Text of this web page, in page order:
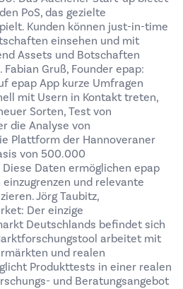
PoS, das gezielte
Kunden können just-in-time
einsehen und mit
Assets und Botschaften
Gruß, Founder epap:
epap App kurze Umfragen
mit Usern in Kontakt treten,
Sorten, Test von
die Analyse von
Plattform der Hannoveraner
von 500.000
Daten ermöglichen epap
und relevante
Jörg Taubitz,
Der einzige
Deutschlands befindet sich
arbeitet mit
und realen
Produkttests in einer realen
und Beratungsangebot